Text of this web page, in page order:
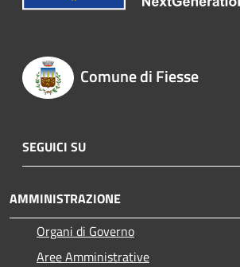
Comune di Fiesse
SEGUICI SU
AMMINISTRAZIONE
Organi di Governo
Aree Amministrative